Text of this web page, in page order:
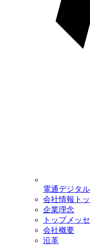
電通デジタ
会社情報ト
企業理念
トップメッ
会社概要
沿革